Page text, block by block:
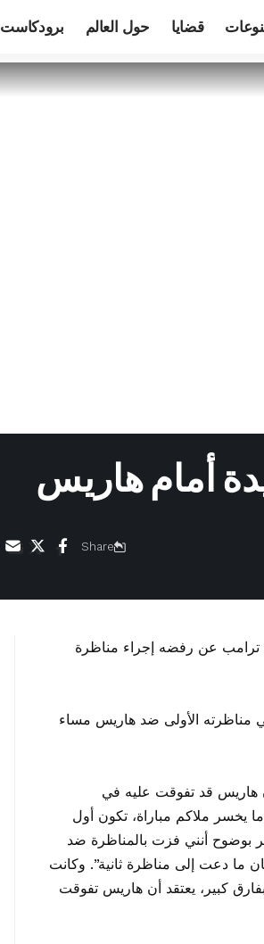
قضايا حول العالم برودكاست
أمام هاريس
Share
ترامب عن رفضه إجراء مناظرة
مناظرته الأولى ضد هاريس مساء
هاريس قد تفوقت عليه في
ملاكم مباراة، تكون أول
بوضوح أنني فزت بالمناظرة ضد
ما دعت إلى مناظرة ثانية”. وكانت
كبير، يعتقد أن هاريس تفوقت